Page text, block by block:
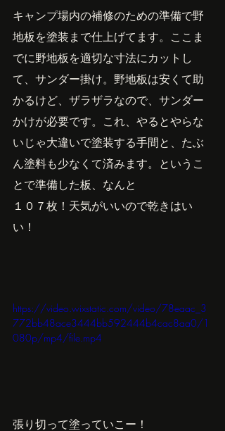
キャンプ場内の補修のための準備で野
地板を塗装まで仕上げてます。ここま
でに野地板を適切な寸法にカットし
て、サンダー掛け。野地板は安くて助
かるけど、ザラザラなので、サンダー
かけが必要です。これ、やるとやらな
いじゃ大違いで塗装する手間と、たぶ
ん塗料も少なくて済みます。というこ
とで準備した板、なんと
１０７枚！天気がいいので乾きはい
い！
https://video.wixstatic.com/video/78eaac_3
772bb48ace3444bb592444b4cac8aa0/1
080p/mp4/file.mp4
張り切って塗っていこー！